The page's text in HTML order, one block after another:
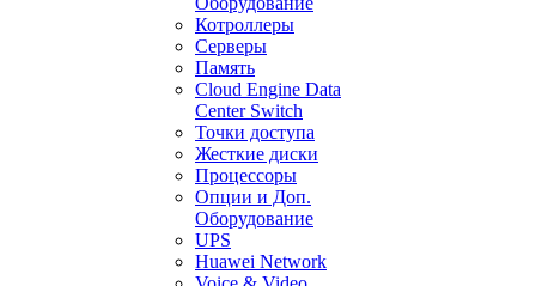
Котроллеры
Серверы
Память
Cloud Engine Data
Center Switch
Точки доступа
Жесткие диски
Процессоры
Опции и Доп.
Оборудование
UPS
Huawei Network